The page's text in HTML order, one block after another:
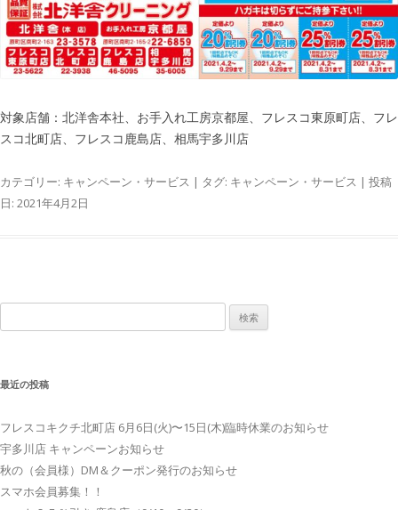
対象店舗：北洋舎本社、お手入れ工房京都屋、フレスコ東原町店、フレ
スコ北町店、フレスコ鹿島店、相馬宇多川店
カテゴリー: キャンペーン・サービス | タグ: キャンペーン・サービス | 投稿
日: 2021年4月2日
索:
最近の投稿
フレスコキクチ北町店 6月6日(火)〜15日(木)臨時休業のお知らせ
宇多川店 キャンペーンお知らせ
秋の（会員様）DM＆クーポン発行のお知らせ
スマホ会員募集！！